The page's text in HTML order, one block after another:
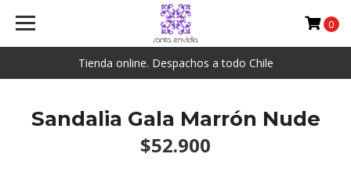
Tienda online. Despachos a todo Chile
0
Sandalia Gala Marrón Nude
$52.900